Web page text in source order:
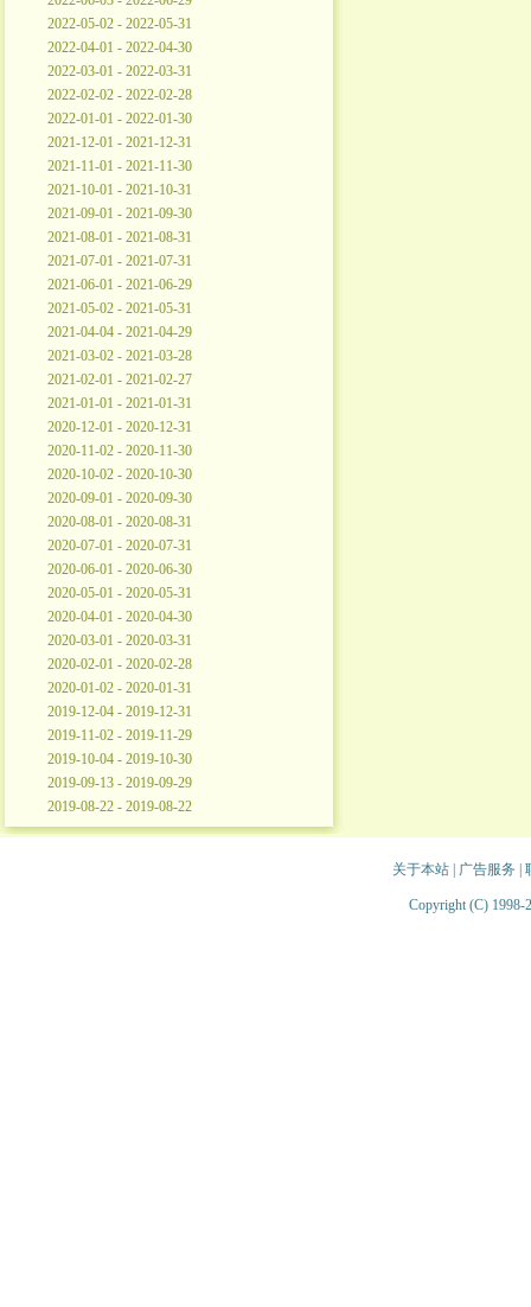
2022-05-02 - 2022-05-31
2022-04-01 - 2022-04-30
2022-03-01 - 2022-03-31
2022-02-02 - 2022-02-28
2022-01-01 - 2022-01-30
2021-12-01 - 2021-12-31
2021-11-01 - 2021-11-30
2021-10-01 - 2021-10-31
2021-09-01 - 2021-09-30
2021-08-01 - 2021-08-31
2021-07-01 - 2021-07-31
2021-06-01 - 2021-06-29
2021-05-02 - 2021-05-31
2021-04-04 - 2021-04-29
2021-03-02 - 2021-03-28
2021-02-01 - 2021-02-27
2021-01-01 - 2021-01-31
2020-12-01 - 2020-12-31
2020-11-02 - 2020-11-30
2020-10-02 - 2020-10-30
2020-09-01 - 2020-09-30
2020-08-01 - 2020-08-31
2020-07-01 - 2020-07-31
2020-06-01 - 2020-06-30
2020-05-01 - 2020-05-31
2020-04-01 - 2020-04-30
2020-03-01 - 2020-03-31
2020-02-01 - 2020-02-28
2020-01-02 - 2020-01-31
2019-12-04 - 2019-12-31
2019-11-02 - 2019-11-29
2019-10-04 - 2019-10-30
2019-09-13 - 2019-09-29
2019-08-22 - 2019-08-22
关于本站| 广告服务
Copyright (C) 1998-